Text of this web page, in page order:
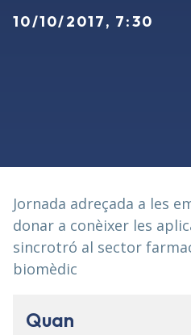
10/10/2017, 7:30
Jornada adreçada a les
donar a conèixer les
sincrotró al sector
biomèdic
Quan